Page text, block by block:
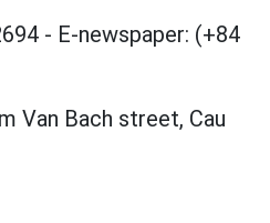
- E-newspaper: (+84
Van Bach street, Cau